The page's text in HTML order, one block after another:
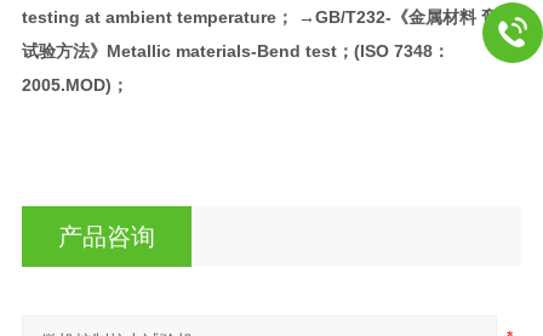
testing at ambient temperature； →GB/T232-《金属材料 弯曲
试验方法》Metallic materials-Bend test；(ISO 7348：
2005.MOD)；
产品咨询